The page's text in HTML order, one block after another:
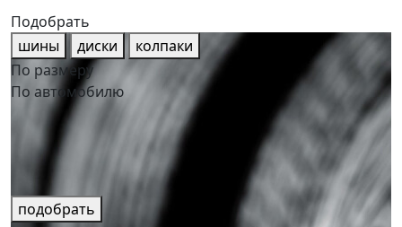
Подобрать
шины
диски
колпаки
По размеру
По автомобилю
подобрать